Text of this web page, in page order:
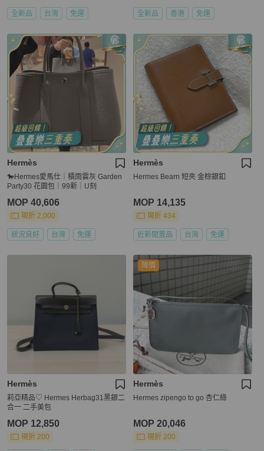
全新品 台灣 免運 全新品 香港 免運
Hermès
🐎Hermes愛馬仕｜積雨雲灰 Garden
Party30 花園包｜99新｜U刻
MOP 40,606
現折 2,000
狀況良好 台灣 免運
Hermès
Hermes Bearn 短夾 金棕銀釦
MOP 14,135
現折 434
近新閒置品 台灣 免運
Hermès
莉亞精品♡ Hermes Herbag31黑銀二
合一 二手美包
MOP 12,850
現折 200
降價
Hermès
Hermes zipengo to go 杏仁綠
MOP 20,046
現折 200